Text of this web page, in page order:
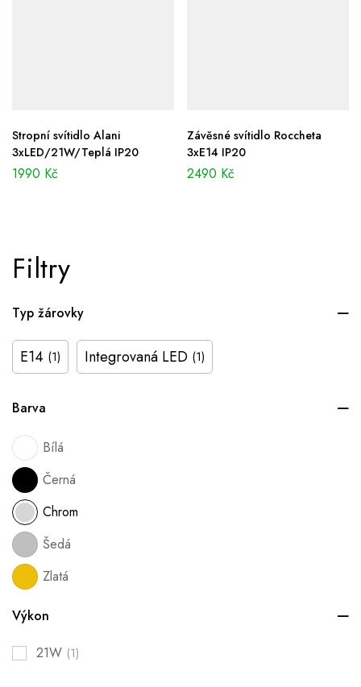
Filtry
Typ žárovky
E14 (1) Integrovaná LED (1)
Barva
Bílá
Černá
Chrom
Šedá
Zlatá
Výkon
21W (1)
Stropní svítidlo Alani
3xLED/21W/Teplá IP20
1990 Kč
Závěsné svítidlo Roccheta
3xE14 IP20
2490 Kč